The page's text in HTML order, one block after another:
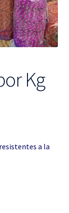
Kg
a la